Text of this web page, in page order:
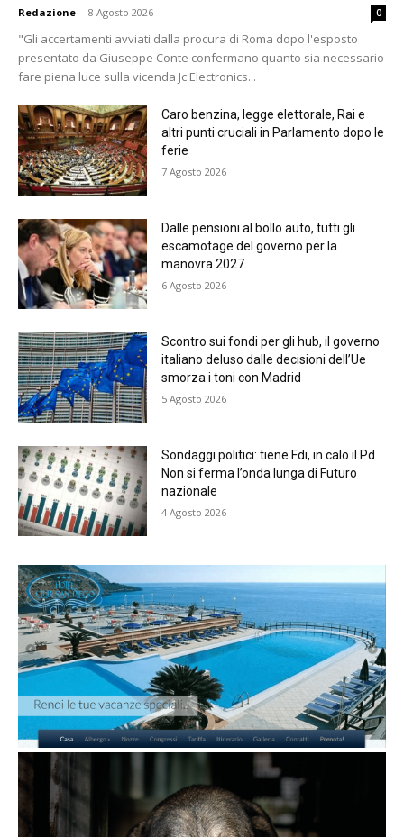
Redazione - 8 Agosto 2026 0
"Gli accertamenti avviati dalla procura di Roma dopo l'esposto
presentato da Giuseppe Conte confermano quanto sia necessario
fare piena luce sulla vicenda Jc Electronics...
Caro benzina, legge elettorale, Rai e
altri punti cruciali in Parlamento dopo le
ferie
7 Agosto 2026
Dalle pensioni al bollo auto, tutti gli
escamotage del governo per la
manovra 2027
6 Agosto 2026
Scontro sui fondi per gli hub, il governo
italiano deluso dalle decisioni dell’Ue
smorza i toni con Madrid
5 Agosto 2026
Sondaggi politici: tiene Fdi, in calo il Pd.
Non si ferma l’onda lunga di Futuro
nazionale
4 Agosto 2026